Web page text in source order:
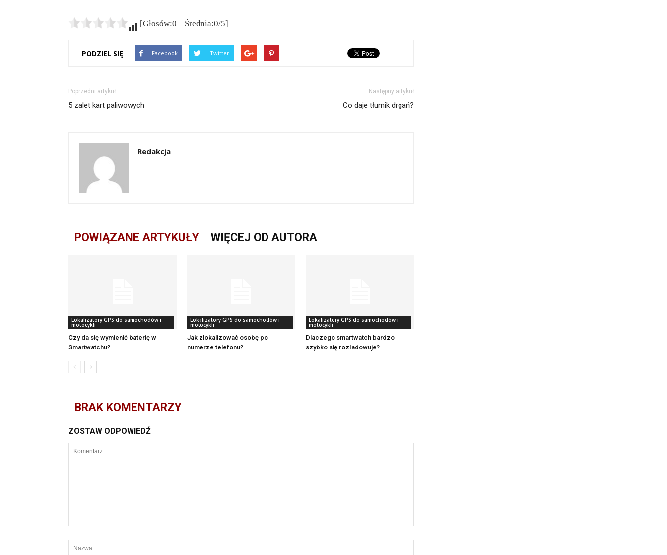
[Głosów:0 Średnia:0/5]
PODZIEL SIĘ Facebook Twitter
Poprzedni artykuł
5 zalet kart paliwowych
Następny artykuł
Co daje tłumik drgań?
Redakcja
POWIĄZANE ARTYKUŁY WIĘCEJ OD AUTORA
Lokalizatory GPS do samochodów i
motocykli
Czy da się wymienić baterię w
Smartwatchu?
Lokalizatory GPS do samochodów i
motocykli
Jak zlokalizować osobę po
numerze telefonu?
Lokalizatory GPS do samochodów i
motocykli
Dlaczego smartwatch bardzo
szybko się rozładowuje?
BRAK KOMENTARZY
ZOSTAW ODPOWIEDŹ